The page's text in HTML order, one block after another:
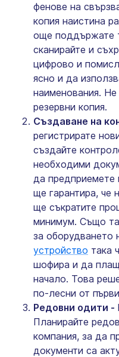
фенове на
копия наистина
още поддържате
сканирайте и
цифрово и
ясно и да
наименования. Не
резервни копия.
Създаване на
регистрирате
създайте
необходими
да предприемете
ще гарантира, че
ще съкратите
минимум. Също
за оборудването
устройство така
шофира и да
начало. Това
по-лесни от
Редовни одити -
Планирайте
компания, за да
документи са